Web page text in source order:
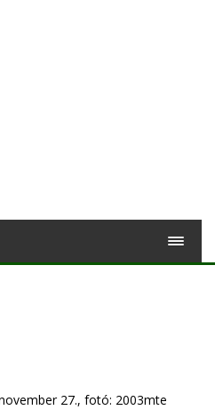
27., fotó: 2003mte